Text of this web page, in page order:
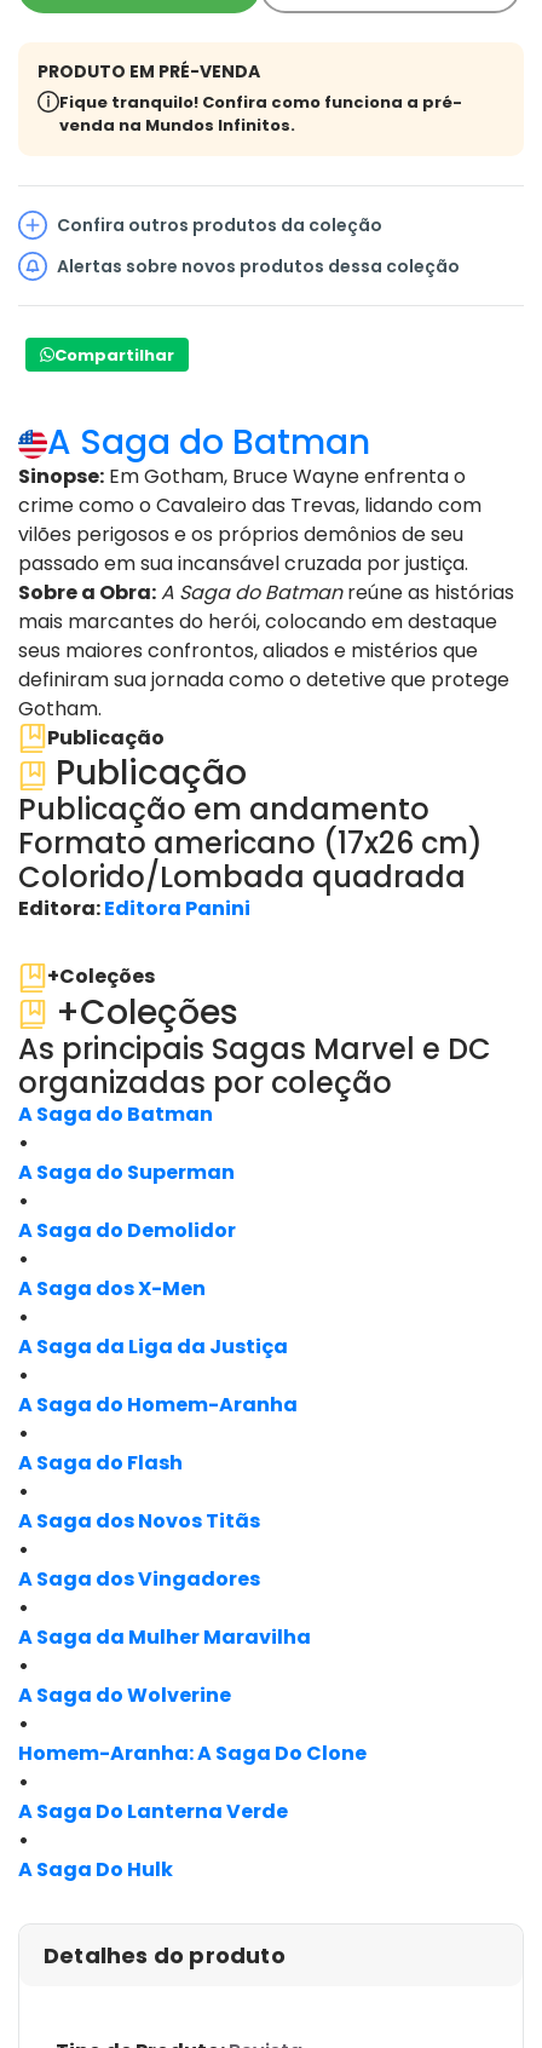
PRODUTO EM PRÉ-VENDA
Fique tranquilo! Confira como funciona a pré-
venda na Mundos Infinitos.
Confira outros produtos da coleção
Alertas sobre novos produtos dessa coleção
Compartilhar
A Saga do Batman
Sinopse: Em Gotham, Bruce Wayne enfrenta o
crime como o Cavaleiro das Trevas, lidando com
vilões perigosos e os próprios demônios de seu
passado em sua incansável cruzada por justiça.
Sobre a Obra:A Saga do Batmanreúne as histórias
mais marcantes do herói, colocando em destaque
seus maiores confrontos, aliados e mistérios que
definiram sua jornada como o detetive que protege
Gotham.
Publicação
Publicação
Publicação em andamento
Formato americano (17x26 cm)
Colorido/Lombada quadrada
Editora:Editora Panini
+Coleções
+Coleções
As principais Sagas Marvel e DC
organizadas por coleção
A Saga do Batman
•
A Saga do Superman
•
A Saga do Demolidor
•
A Saga dos X-Men
•
A Saga da Liga da Justiça
•
A Saga do Homem-Aranha
•
A Saga do Flash
•
A Saga dos Novos Titãs
•
A Saga dos Vingadores
•
A Saga da Mulher Maravilha
•
A Saga do Wolverine
•
Homem-Aranha: A Saga Do Clone
•
A Saga Do Lanterna Verde
•
A Saga Do Hulk
Detalhes do produto